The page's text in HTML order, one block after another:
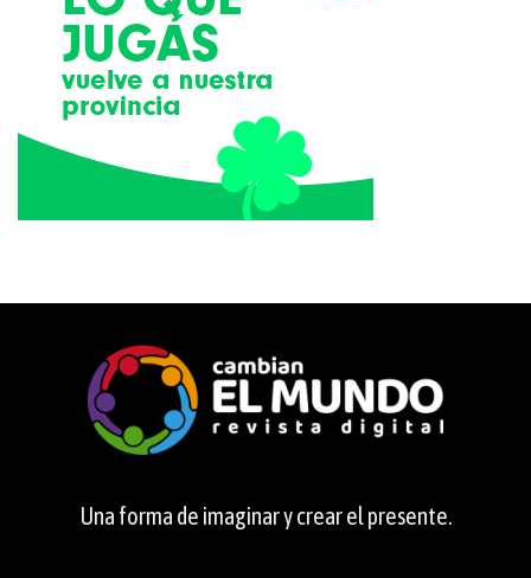
Una forma de imaginar y crear el presente.